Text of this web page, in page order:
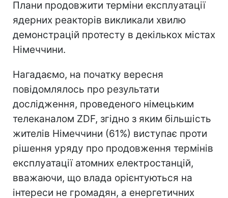
Плани продовжити терміни експлуатації
ядерних реакторів викликали хвилю
демонстрацій протесту в декількох містах
Німеччини.
Нагадаємо, на початку вересня
повідомлялось про результати
дослідження, проведеного німецьким
телеканалом ZDF, згідно з яким більшість
жителів Німеччини (61%) виступає проти
рішення уряду про продовження термінів
експлуатації атомних електростанцій,
вважаючи, що влада орієнтуються на
інтереси не громадян, а енергетичних